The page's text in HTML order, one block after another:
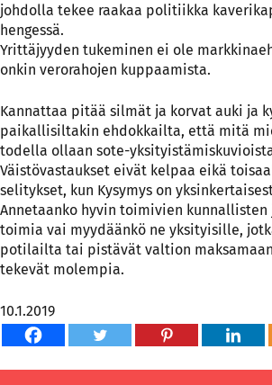
johdolla tekee raakaa politiikka
hengessä.
Yrittäjyyden tukeminen ei ole
onkin verorahojen kuppaamista.
Kannattaa pitää silmät ja korvat auki ja
paikallisiltakin ehdokkailta, että mitä
todella ollaan sote-
Väistövastaukset eivät kelpaa eikä
selitykset, kun Kysymys on
Annetaanko hyvin toimivien
toimia vai myydäänkö ne yksityisille,
potilailta tai pistävät valtion
tekevät molempia.
10.1.2019